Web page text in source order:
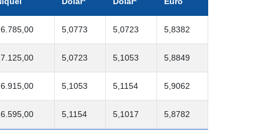
5,0773 5,0723 5,8382
5,0723 5,1053 5,8849
5,1053 5,1154 5,9062
5,1154 5,1017 5,8782